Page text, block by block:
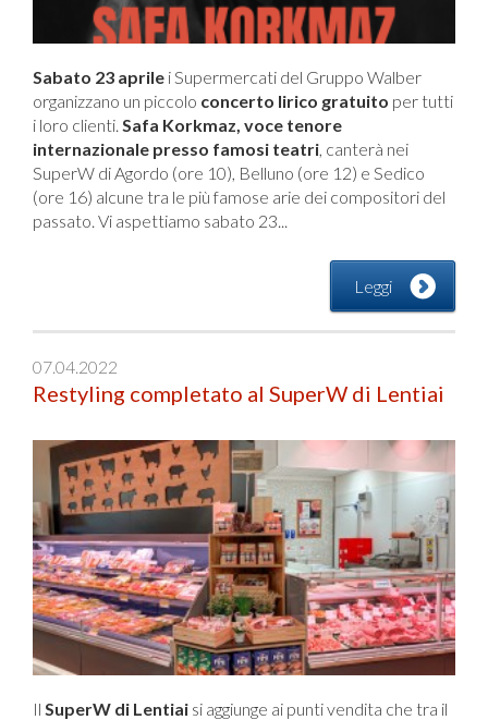
Sabato 23 aprile i Supermercati del Gruppo Walber
organizzano un piccolo concerto lirico gratuito per tutti
i loro clienti. Safa Korkmaz, voce tenore
internazionale presso famosi teatri, canterà nei
SuperW di Agordo (ore 10), Belluno (ore 12) e Sedico
(ore 16) alcune tra le più famose arie dei compositori del
passato. Vi aspettiamo sabato 23...
Leggi
07.04.2022
Restyling completato al SuperW di Lentiai
Il SuperW di Lentiai si aggiunge ai punti vendita che tra il